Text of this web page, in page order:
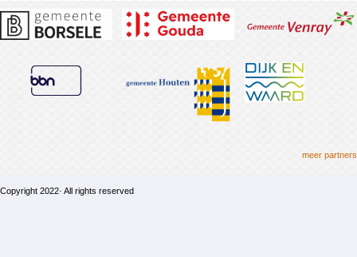
meer partners
Copyright 2022· All rights reserved